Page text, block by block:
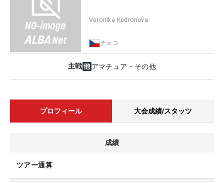
Veronika Kedronova
チェコ
主戦 アマチュア・その他
プロフィール 大会成績/スタッツ
成績
ツアー通算